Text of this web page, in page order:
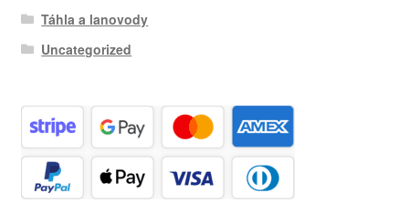
Táhla a lanovody
Uncategorized